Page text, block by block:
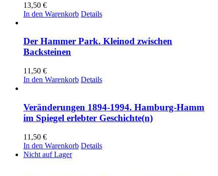
13,50 €
In den Warenkorb Details
Der Hammer Park. Kleinod zwischen
Backsteinen
11,50 €
In den Warenkorb Details
Veränderungen 1894-1994. Hamburg-Hamm
im Spiegel erlebter Geschichte(n)
11,50 €
In den Warenkorb Details
Nicht auf Lager